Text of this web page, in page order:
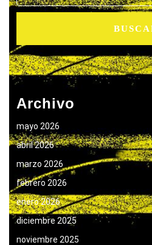
Archivo
mayo 2026
abril 2026
marzo 2026
febrero 2026
enero 2026
diciembre 2025
noviembre 2025